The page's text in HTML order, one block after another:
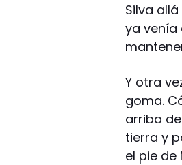
Silva
ya
Y otra
goma.
arriba
tierra y
el pie de